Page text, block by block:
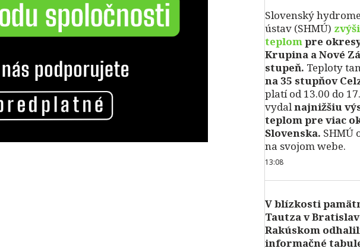
Slovenský
ústav (SHMÚ)
teplompre
Krupina a Nové
stupeň. Teploty
na 35 stupňov
platí od 13.00 do
vydalnajnižšiu
teplom pre viac
Slovenska. SHMÚ
na svojom webe.
13:08
V blízkosti
Tautza v
Rakúskom
informačné